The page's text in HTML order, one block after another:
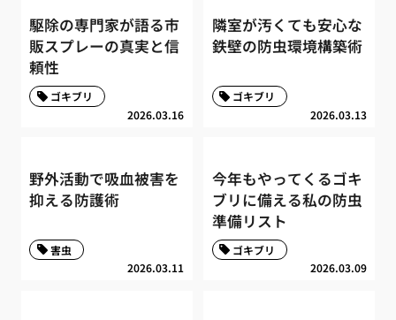
駆除の専門家が語る市
販スプレーの真実と信
頼性
2026.03.16
ゴキブリ
隣室が汚くても安心な
鉄壁の防虫環境構築術
2026.03.13
ゴキブリ
野外活動で吸血被害を
抑える防護術
2026.03.11
害虫
今年もやってくるゴキ
ブリに備える私の防虫
準備リスト
2026.03.09
ゴキブリ